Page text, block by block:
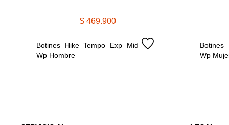
$ 469.900
Botines Hike Tempo Exp Mid
Wp Hombre
Botines
Wp